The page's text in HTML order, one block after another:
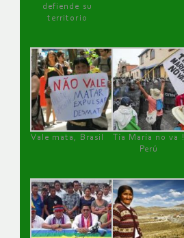
defiende su
territorio
Vale mata, Brasil
Tía María no va !
Perú